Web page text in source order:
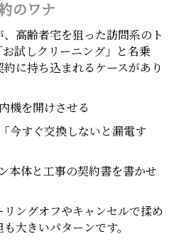
のワナ
高齢者宅を狙った訪問系のト
試しクリーニング」と名乗
に持ち込まれるケースがあり
機を開けさせる
今すぐ交換しないと漏電す
本体と工事の契約書を書かせ
ングオフやキャンセルで揉め
大きいパターンです。